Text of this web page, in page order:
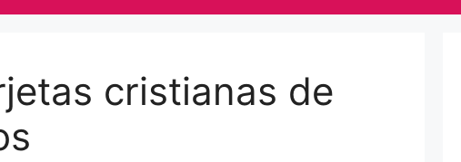
cristianas de